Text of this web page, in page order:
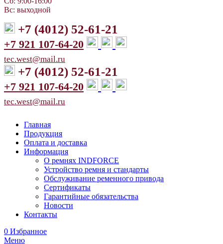
Вс: выходной
+7 (4012) 52-61-21
+7 921 107-64-20
tec.west@mail.ru
+7 (4012) 52-61-21
+7 921 107-64-20
tec.west@mail.ru
Главная
Продукция
Оплата и доставка
Информация
О ремнях INDFORCE
Устройство ремня и стандарты
Обслуживание ременного привода
Сертификаты
Гарантийные обязательства
Новости
Контакты
0 Избранное
Меню